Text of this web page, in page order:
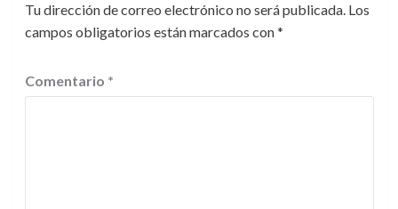
Tu dirección de correo electrónico no será publicada. Los
campos obligatorios están marcados con*
Comentario *